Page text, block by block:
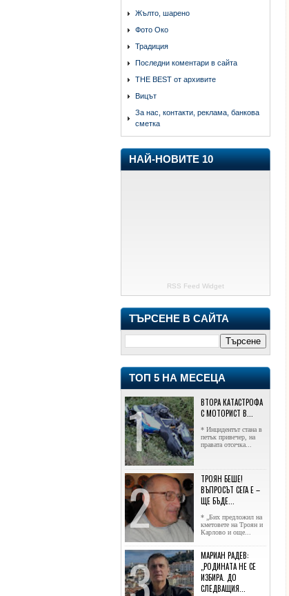
Жълто, шарено
Фото Око
Традиция
Последни коментари в сайта
THE BEST от архивите
Вицът
За нас, контакти, реклама, банкова
сметка
НАЙ-НОВИТЕ 10
RSS Feed Widget
ТЪРСЕНЕ В САЙТА
ТОП 5 НА МЕСЕЦА
ВТОРА КАТАСТРОФА
С МОТОРИСТ В...
* Инцидентът стана в
петък привечер, на
правата отсечка...
ТРОЯН БЕШЕ!
ВЪПРОСЪТ СЕГА Е –
ЩЕ БЪДЕ...
* „Бих предложил на
кметовете на Троян и
Карлово и още...
МАРИАН РАДЕВ:
„РОДИНАТА НЕ СЕ
ИЗБИРА. ДО
СЛЕДВАЩИЯ...